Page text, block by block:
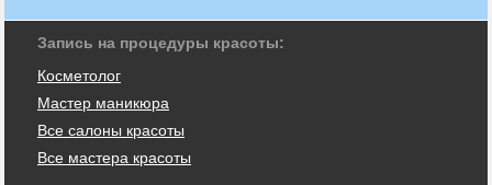
Запись на процедуры красоты:
Косметолог
Мастер маникюра
Все салоны красоты
Все мастера красоты